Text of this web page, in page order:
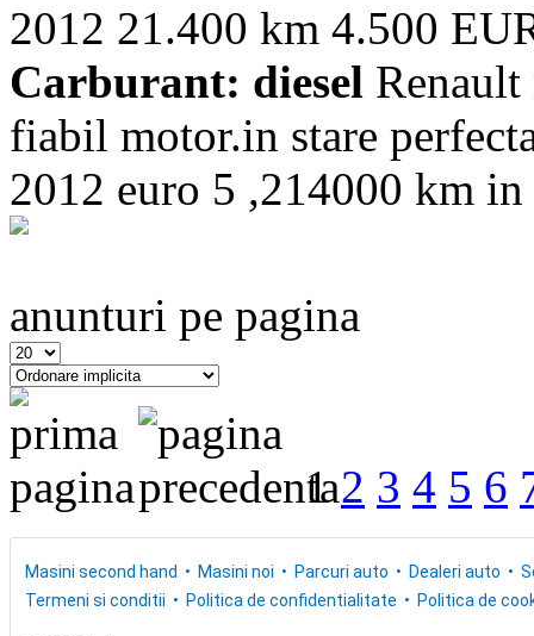
2012 21.400 km 4.500
Carburant: diesel
fiabil motor.in stare
2012 euro 5 ,214000 km
anunturi pe pagina
1 2 3 4 5 6
Masini second hand Masini noi Parcuri auto Dealeri auto
Termeni si conditii
Politica de confidentialitate Politica de